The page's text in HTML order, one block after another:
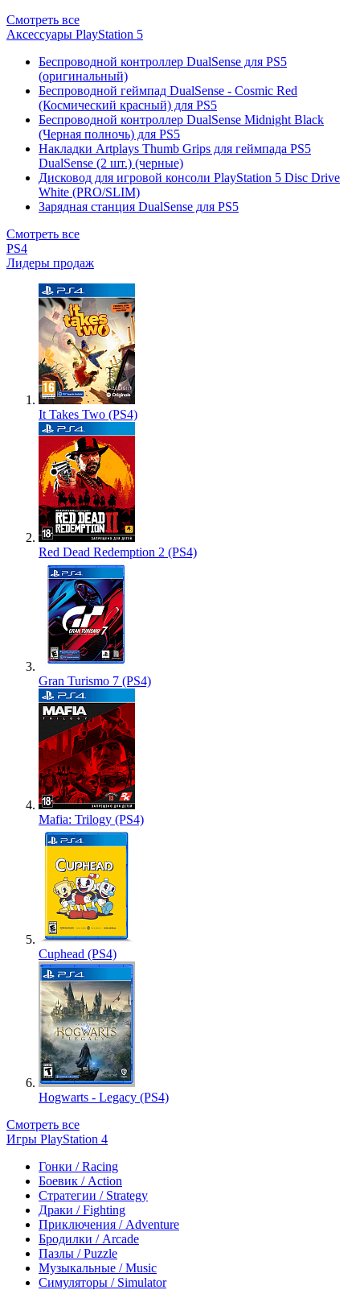
Смотреть все
Аксессуары PlayStation 5
Беспроводной контроллер DualSense для PS5
(оригинальный)
Беспроводной геймпад DualSense - Cosmic Red
(Космический красный) для PS5
Беспроводной контроллер DualSense Midnight Black
(Черная полночь) для PS5
Накладки Artplays Thumb Grips для геймпада PS5
DualSense (2 шт.) (черные)
Дисковод для игровой консоли PlayStation 5 Disc Drive
White (PRO/SLIM)
Зарядная станция DualSense для PS5
Смотреть все
PS4
Лидеры продаж
It Takes Two (PS4)
Red Dead Redemption 2 (PS4)
Gran Turismo 7 (PS4)
Mafia: Trilogy (PS4)
Cuphead (PS4)
Hogwarts - Legacy (PS4)
Смотреть все
Игры PlayStation 4
Гонки / Racing
Боевик / Action
Стратегии / Strategy
Драки / Fighting
Приключения / Adventure
Бродилки / Arcade
Пазлы / Puzzle
Музыкальные / Music
Симуляторы / Simulator